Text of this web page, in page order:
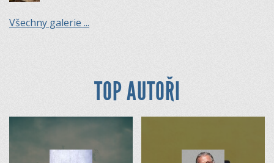
Všechny galerie ...
TOP AUTOŘI